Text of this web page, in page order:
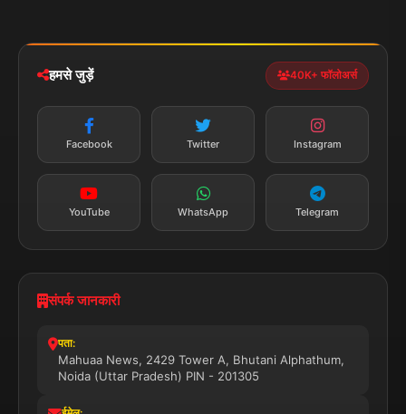
न्यूज़ अलर्ट
सब्सक्राइब करें
हमसे जुड़ें 40K+ फॉलोअर्स
Facebook Twitter Instagram
YouTube WhatsApp Telegram
संपर्क जानकारी
पता:
Mahuaa News, 2429 Tower A, Bhutani Alphathum,
Noida (Uttar Pradesh) PIN - 201305